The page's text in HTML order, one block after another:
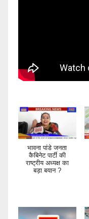
भावना पांडे जनता
कैबिनेट पार्टी की
राष्ट्रीय अध्यक्ष का
बड़ा बयान ?